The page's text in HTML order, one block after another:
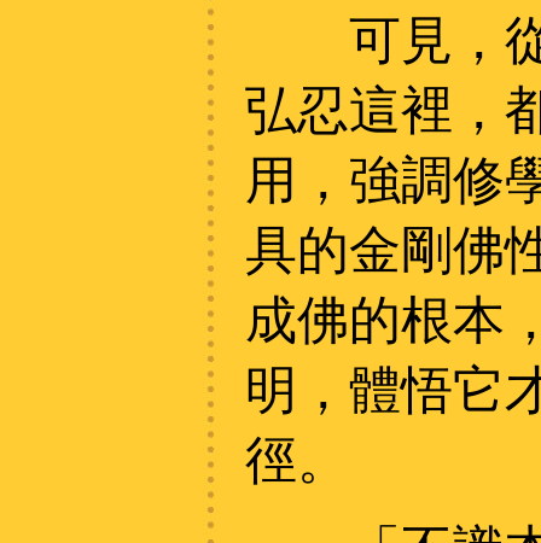
可見，從
弘忍這裡，
用，強調修
具的金剛佛
成佛的根本
明，體悟它
徑。